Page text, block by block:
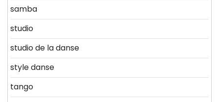
samba
studio
studio de la danse
style danse
tango